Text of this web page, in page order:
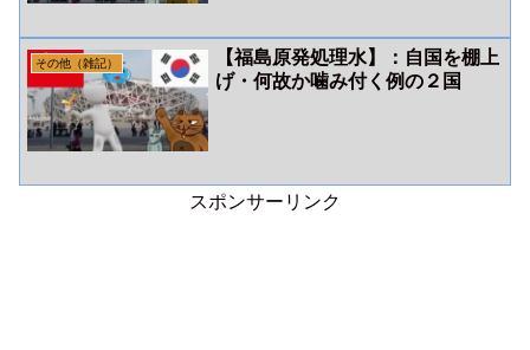
その他（雑記）
【福島原発処理水】：自国を棚上
げ・何故か噛み付く例の２国
スポンサーリンク